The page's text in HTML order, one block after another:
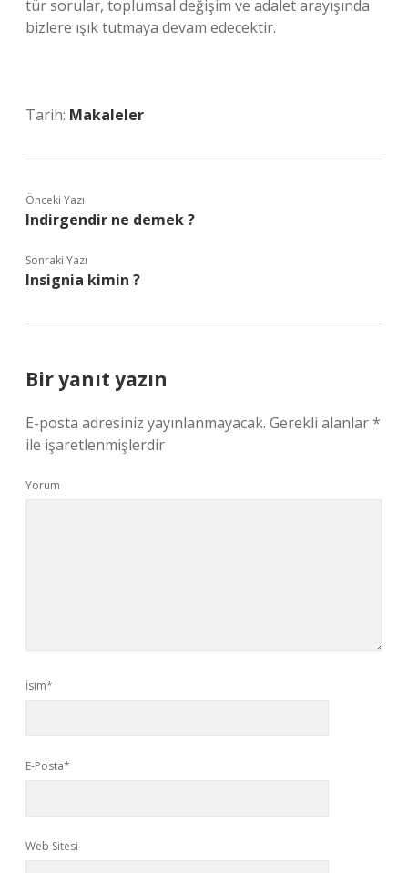
tür sorular, toplumsal değişim ve adalet arayışında
bizlere ışık tutmaya devam edecektir.
Tarih: Makaleler
Önceki Yazı
Indirgendir ne demek ?
Sonraki Yazı
Insignia kimin ?
Bir yanıt yazın
E-posta adresiniz yayınlanmayacak. Gerekli alanlar*
ile işaretlenmişlerdir
Yorum
İsim*
E-Posta*
Web Sitesi